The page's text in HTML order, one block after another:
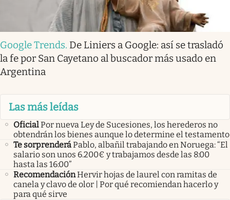
Google Trends. De Liniers a Google: así se trasladó
la fe por San Cayetano al buscador más usado en
Argentina
Las más leídas
OficialPor nueva Ley de Sucesiones, los herederos no
obtendrán los bienes aunque lo determine el testamento
Te sorprenderáPablo, albañil trabajando en Noruega: “El
salario son unos 6.200€ y trabajamos desde las 8:00
hasta las 16:00”
RecomendaciónHervir hojas de laurel con ramitas de
canela y clavo de olor | Por qué recomiendan hacerlo y
para qué sirve